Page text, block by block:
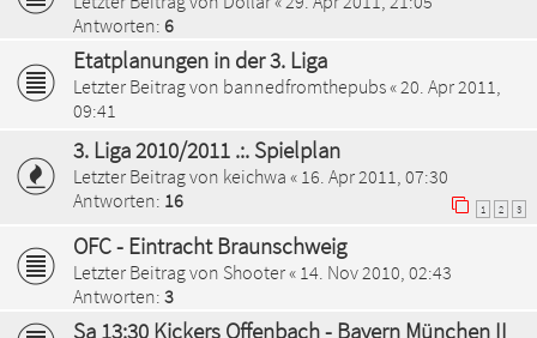
Antworten: 6
Etatplanungen in der 3. Liga
Letzter Beitrag von bannedfromthepubs«20. Apr 2011,
09:41
3. Liga 2010/2011 .:. Spielplan
Letzter Beitrag von keichwa « 16. Apr 2011, 07:30
Antworten: 16 1 2 3
OFC - Eintracht Braunschweig
Letzter Beitrag von Shooter« 14. Nov 2010, 02:43
Antworten: 3
Sa 13:30 Kickers Offenbach - Bayern München II